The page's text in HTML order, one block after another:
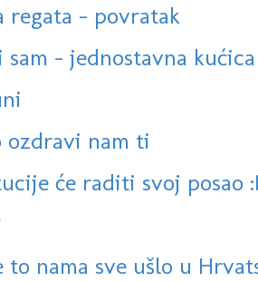
regata - povratak
sam - jednostavna
ozdravi nam ti
će raditi svoj posao
to nama sve ušlo u